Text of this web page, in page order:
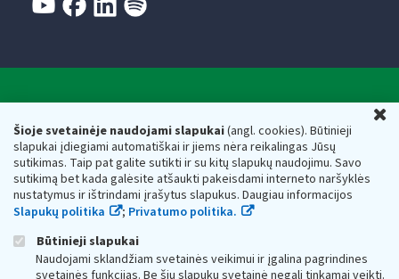
Šioje svetainėje naudojami slapukai(angl. cookies). Būtinieji
slapukai įdiegiami automatiškai ir jiems nėra reikalingas Jūsų
sutikimas. Taip pat galite sutikti ir su kitų slapukų naudojimu. Savo
sutikimą bet kada galėsite atšaukti pakeisdami interneto naršyklės
nustatymus ir ištrindami įrašytus slapukus. Daugiau informacijos
Slapukų politika
; Privatumo politika.
Būtinieji slapukai
Naudojami sklandžiam svetainės veikimui ir įgalina pagrindines
svetainės funkcijas. Be šių slapukų svetainė negali tinkamai veikti.
Respublikos finansų ministerijos
Biudžetinė įstaiga. Juridinio asmens kodas — 188659752,
adresas: Vasario 16-osios g. 14, 01107 Vilnius, Lietuva, el.paštas:
vmi@vmi.lt, E. pristatymo dėžutės adresas 188659752
Duomenys apie Valstybinę mokesčių inspekciją prie Lietuvos
Respublikos finansų ministerijos kaupiami ir saugomi Juridinių